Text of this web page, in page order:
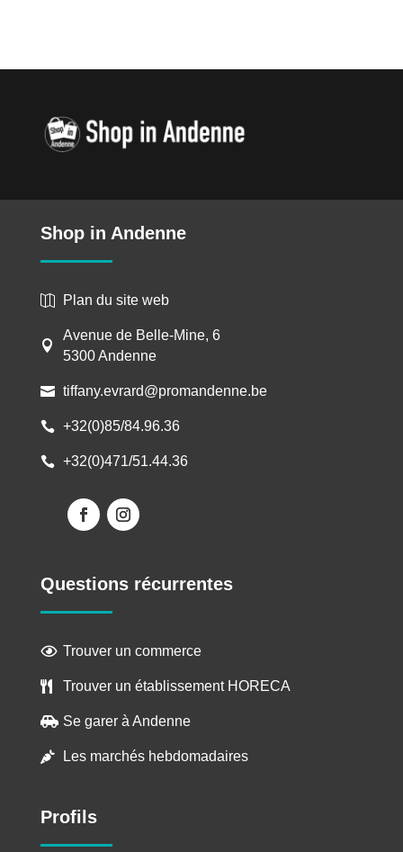
Shop in Andenne
 Plan du site web

Avenue de Belle-Mine, 6
5300 Andenne
 tiffany.evrard@promandenne.be
 +32(0)85/84.96.36
 +32(0)471/51.44.36
Questions récurrentes
 Trouver un commerce
 Trouver un établissement HORECA
 Se garer à Andenne
 Les marchés hebdomadaires
Profils